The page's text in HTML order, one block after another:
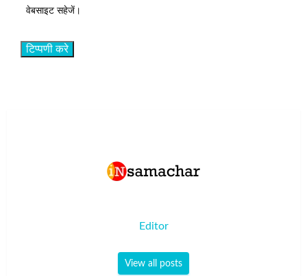
वेबसाइट सहेजें।
Editor
View all posts